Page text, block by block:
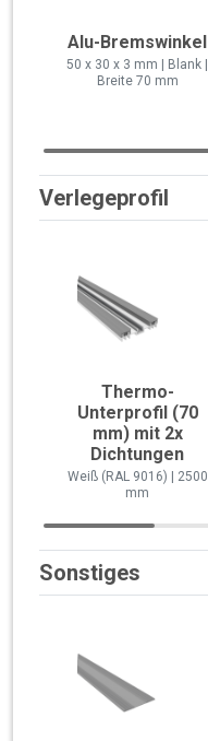
Alu-Bremswinkel
50 x 30 x 3 mm | Blank |
Breite 70 mm
Verlegeprofil
Thermo-
Unterprofil (70
mm) mit 2x
Dichtungen
Weiß (RAL 9016) | 2500
mm
Sonstiges